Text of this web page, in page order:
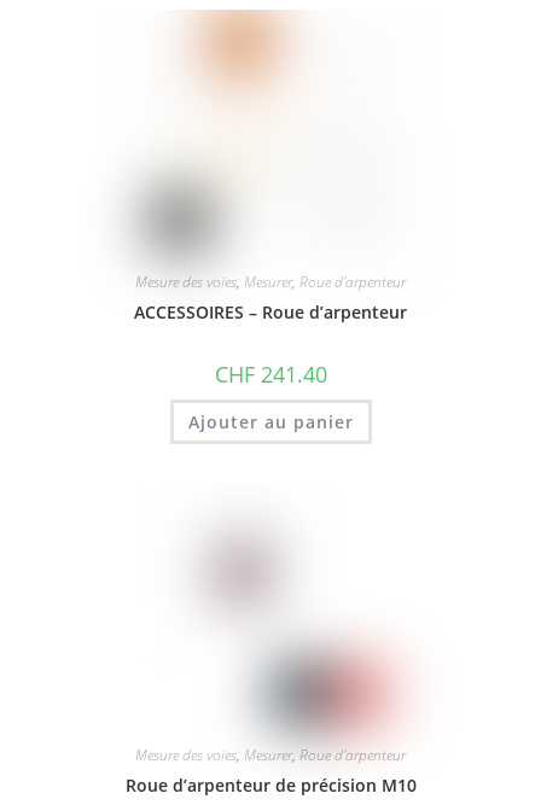
Mesure des voies, Mesurer, Roue d'arpenteur
ACCESSOIRES – Roue d’arpenteur
CHF241.40
Ajouter au panier
Mesure des voies, Mesurer, Roue d'arpenteur
Roue d’arpenteur de précision M10